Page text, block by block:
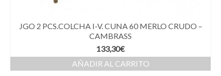
JGO 2 PCS.COLCHA I-V. CUNA 60 MERLO CRUDO –
CAMBRASS
133,30€
AÑADIR AL CARRITO